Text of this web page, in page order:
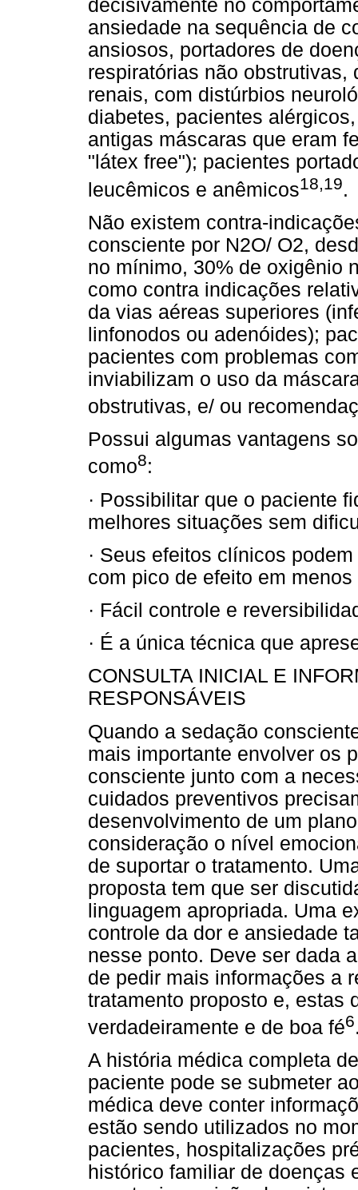
decisivamente no
ansiedade na sequência de
ansiosos, portadores de
respiratórias não
renais, com distúrbios
diabetes, pacientes
antigas máscaras que eram
"látex free"); pacientes
leucêmicos e anêmicos18,19.
Não existem contra-
consciente por N2O/ O2,
no mínimo, 30% de oxigênio
como contra indicações
da vias aéreas superiores
linfonodos ou adenóides);
pacientes com problemas
inviabilizam o uso da
obstrutivas, e/ ou
Possui algumas vantagens
como8:
· Possibilitar que o paciente
melhores situações sem
· Seus efeitos clínicos
com pico de efeito em
· Fácil controle e
· É a única técnica que
CONSULTA INICIAL E
RESPONSÁVEIS
Quando a sedação
mais importante envolver os
consciente junto com a
cuidados preventivos
desenvolvimento de um
consideração o nível
de suportar o tratamento.
proposta tem que ser
linguagem apropriada. Uma
controle da dor e ansiedade
nesse ponto. Deve ser dada
de pedir mais informações a
tratamento proposto e, estas
verdadeiramente e de boa fé6
A história médica completa
paciente pode se submeter
médica deve conter
estão sendo utilizados no
pacientes, hospitalizações
histórico familiar de doenças